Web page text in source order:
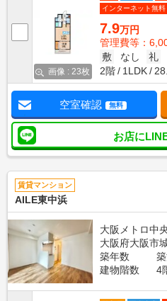
画像 : 23枚
インターネット無料
7.9万円
管理費等：
敷
なし 礼
2階
1LDK
空室確認 無料
お店に
賃貸マンション
AILE東中浜
大阪メトロ中
大阪府大阪市
築年数
建物階数
4